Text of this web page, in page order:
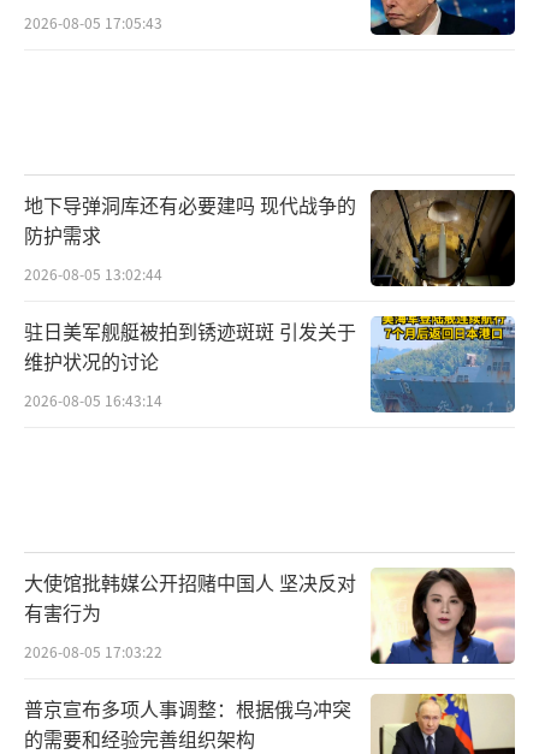
2026-08-05 17:05:43
地下导弹洞库还有必要建吗 现代战争的
防护需求
2026-08-05 13:02:44
驻日美军舰艇被拍到锈迹斑斑 引发关于
维护状况的讨论
2026-08-05 16:43:14
大使馆批韩媒公开招赌中国人 坚决反对
有害行为
2026-08-05 17:03:22
普京宣布多项人事调整：根据俄乌冲突
的需要和经验完善组织架构